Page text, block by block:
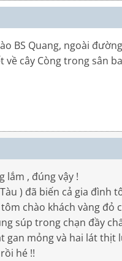
BS Quang, ngoài
cây Còng trong sân
lắm , đúng vậy !
) đã biến cả gia
chào khách vàng đỏ
súp trong chạn đầy
mỏng và hai lát thịt
hé !!